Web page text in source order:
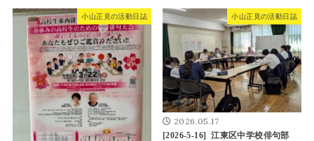
小山正見の活動日誌 小山正見の活動日誌
2026.05.17
[2026-5-16] 江東区中学校俳句部